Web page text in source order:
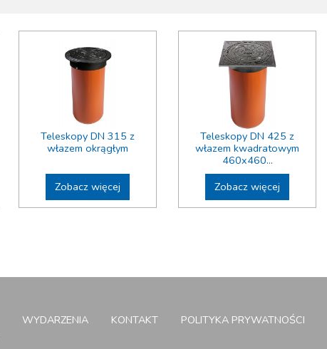
Teleskopy DN 315 z
włazem okrągłym
Zobacz więcej
Teleskopy DN 425 z
włazem kwadratowym
460x460...
Zobacz więcej
WYDARZENIA KONTAKT POLITYKA PRYWATNOŚCI